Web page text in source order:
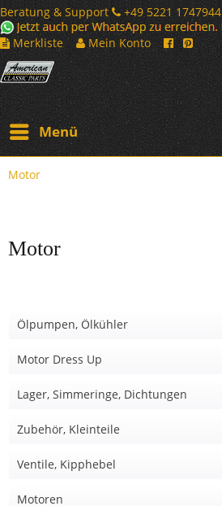
Beratung & Support
+49 5221 1747944
Merkliste
Mein Konto
Menü
Motor
Motor
Ölpumpen, Ölkühler
Motor Dress Up
Lager, Simmeringe, Dichtungen
Zubehör, Kleinteile
Ventile, Kipphebel
Motoren